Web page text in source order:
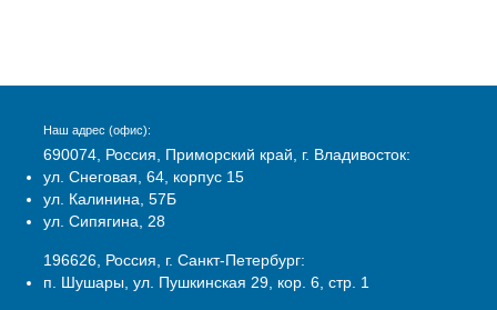
Наш адрес (офис):
690074, Россия, Приморский край, г. Владивосток:
ул. Снеговая, 64, корпус 15
ул. Калинина, 57Б
ул. Сипягина, 28
196626, Россия, г. Санкт-Петербург:
п. Шушары, ул. Пушкинская 29, кор. 6, стр. 1